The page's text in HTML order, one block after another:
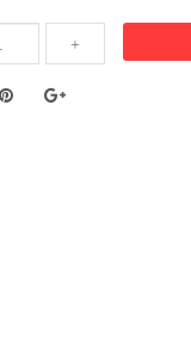
+